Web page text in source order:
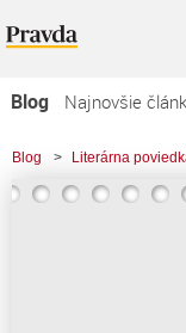
Blog
Najnovšie
Najčítanejšie články
Najkomentovanejšie
Blog > Literárna